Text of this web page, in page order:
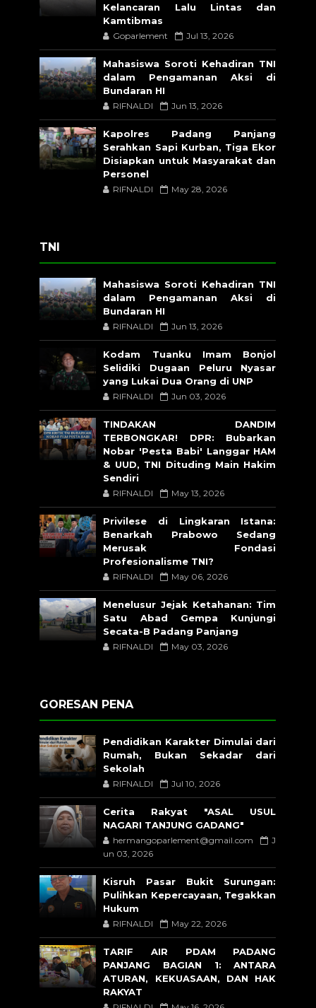
Kelancaran Lalu Lintas dan
Kamtibmas
Goparlement Jul 13, 2026
Mahasiswa Soroti Kehadiran TNI
dalam Pengamanan Aksi di
Bundaran HI
RIFNALDI Jun 13, 2026
Kapolres Padang Panjang
Serahkan Sapi Kurban, Tiga Ekor
Disiapkan untuk Masyarakat dan
Personel
RIFNALDI May 28, 2026
TNI
Mahasiswa Soroti Kehadiran TNI
dalam Pengamanan Aksi di
Bundaran HI
RIFNALDI Jun 13, 2026
Kodam Tuanku Imam Bonjol
Selidiki Dugaan Peluru Nyasar
yang Lukai Dua Orang di UNP
RIFNALDI Jun 03, 2026
TINDAKAN DANDIM
TERBONGKAR! DPR: Bubarkan
Nobar 'Pesta Babi' Langgar HAM
& UUD, TNI Dituding Main Hakim
Sendiri
RIFNALDI May 13, 2026
Privilese di Lingkaran Istana:
Benarkah Prabowo Sedang
Merusak Fondasi
Profesionalisme TNI?
RIFNALDI May 06, 2026
Menelusur Jejak Ketahanan: Tim
Satu Abad Gempa Kunjungi
Secata-B Padang Panjang
RIFNALDI May 03, 2026
GORESAN PENA
Pendidikan Karakter Dimulai dari
Rumah, Bukan Sekadar dari
Sekolah
RIFNALDI Jul 10, 2026
Cerita Rakyat "ASAL USUL
NAGARI TANJUNG GADANG"
hermangoparlement@gmail.com
J
un 03, 2026
Kisruh Pasar Bukit Surungan:
Pulihkan Kepercayaan, Tegakkan
Hukum
RIFNALDI May 22, 2026
TARIF AIR PDAM PADANG
PANJANG BAGIAN 1: ANTARA
ATURAN, KEKUASAAN, DAN HAK
RAKYAT